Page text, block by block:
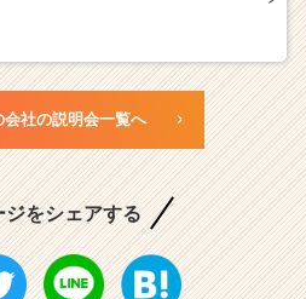
会社の説明会一覧へ
ジをシェアする